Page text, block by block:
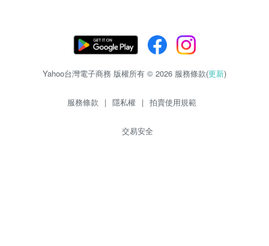
Yahoo台灣電子商務 版權所有 © 2026 服務條款(更新)
服務條款 | 隱私權 | 拍賣使用規範
交易安全